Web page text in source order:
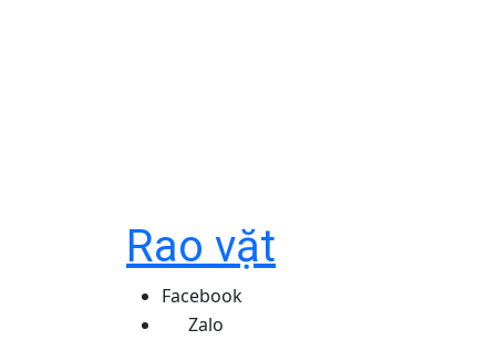
Rao vặt
Facebook
Zalo